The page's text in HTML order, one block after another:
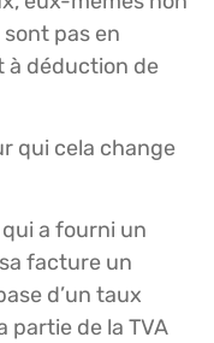
pas en
à déduction de
qui cela change
a fourni un
facture un
d’un taux
partie de la TVA